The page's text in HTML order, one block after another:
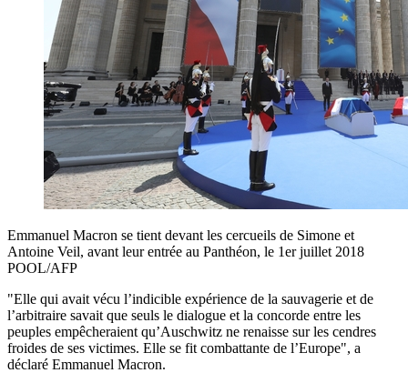
Emmanuel Macron se tient devant les cercueils de Simone et
Antoine Veil, avant leur entrée au Panthéon, le 1er juillet 2018
POOL/AFP
"Elle qui avait vécu l’indicible expérience de la sauvagerie et de
l’arbitraire savait que seuls le dialogue et la concorde entre les
peuples empêcheraient qu’Auschwitz ne renaisse sur les cendres
froides de ses victimes. Elle se fit combattante de l’Europe", a
déclaré Emmanuel Macron.